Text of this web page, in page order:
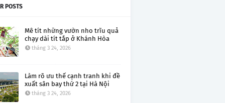
POSTS
Mê tít những vườn nho trĩu quả
chạy dài tít tắp ở Khánh Hòa
tháng 3 24, 2026
Làm rõ ưu thế cạnh tranh khi đề
xuất sân bay thứ 2 tại Hà Nội
tháng 3 24, 2026